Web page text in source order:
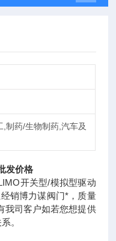
,制药/生物制药,汽车及
发价格
开关型/模拟型驱动
销博力谋阀门*，质量
我司客户如若您想提供
。